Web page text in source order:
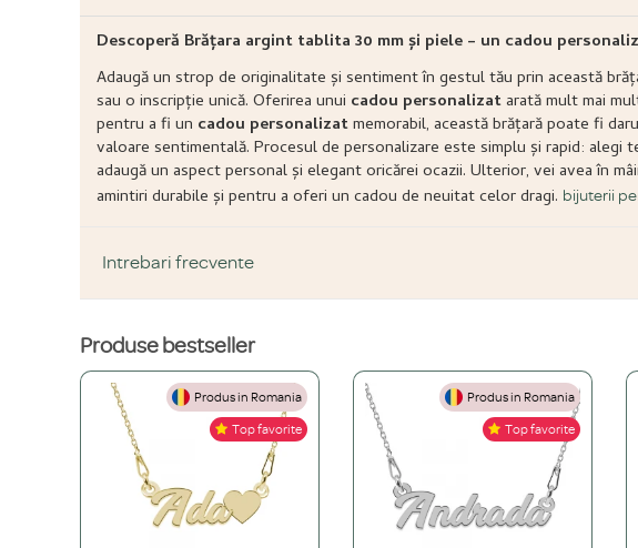
Descoperă Brățara argint tablita 30 mm și piele – un cadou
Adaugă un strop de originalitate și sentiment în gestul tău prin această
sau o inscripție unică. Oferirea unui cadou personalizatarată mult mai
pentru a fi un cadou personalizatmemorabil, această brățară poate fi
valoare sentimentală. Procesul de personalizare este simplu și rapid: alegi
adaugă un aspect personal și elegant oricărei ocazii. Ulterior, vei avea în
amintiri durabile și pentru a oferi un cadou de neuitat celor dragi. bijuterii
Intrebari frecvente
DESPRE PRODUS ȘI MATERIALE
Din ce materiale sunt fabricate bijuteriile voastre?
Folosim doar materiale de înaltă calitate, atent selecționate: Argint 925, Aur de 14K
Ce înseamnă o bijuterie "placată" și care este diferența față de una din aur masiv?
Placarea este un proces prin care aplicăm un strat de aur galben de 24K, aur roz
Cum aleg materialul potrivit pentru mine? (Argint vs. Aur vs. Oțel Inoxidabil)
Produse bestseller
Produs in Romania
Top favorite
Produs in Romania
Top favorite